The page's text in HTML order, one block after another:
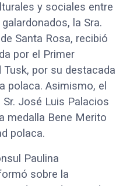
y sociales entre
la Sra.
Santa Rosa, recibió
por el Primer
por su destacada
polaca. Asimismo, el
José Luis Palacios
medalla Bene Merito
polaca.
Paulina
sobre la